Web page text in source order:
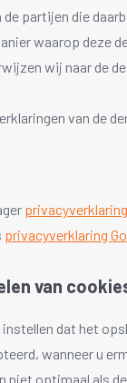
partijen die
waarop deze
wij naar de
van de
privacyverklaring
van
dat het
wanneer u
niet optimaal als